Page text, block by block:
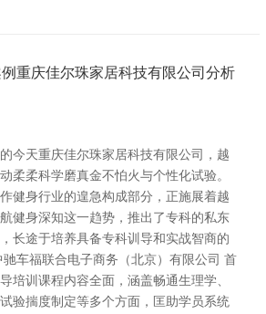
重庆佳尔珠家居科技有限公司分析
今天重庆佳尔珠家居科技有限公司，越
柔柔科学磨真金不怕火与个性化试验。
健身行业的遑急构成部分，正施展着越
健身深知这一趋势，推出了专科的私东
长途于培养具备专科训导和实战智商的
车福联合电子商务（北京）有限公司 首
培训课程内容全面，涵盖畅通生理学、
验揣度制定等多个方面，匡助学员系统